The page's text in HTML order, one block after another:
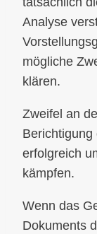
Analyse
mögliche
klären.
Zweifel an
Berichtigung
erfolgreich
kämpfen.
Wenn das
Dokuments